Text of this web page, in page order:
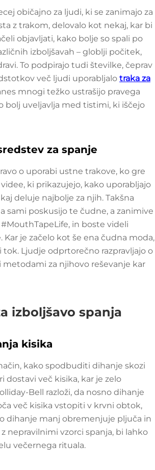
običajno za ljudi, ki se zanimajo za
z trakom, delovalo kot nekaj, kar bi
objavljati, kako bolje so spali po
izboljšavah – globlji počitek,
To podpirajo tudi številke, čeprav
več ljudi uporabljalo traka za
mnogi težko ustrašijo pravega
bolj uveljavlja med tistimi, ki iščejo
za spanje
o uporabi ustne trakove, ko gre
ki prikazujejo, kako uporabljajo
deluje najbolje za njih. Takšna
sami poskusijo te čudne, a zanimive
in boste videli
je začelo kot še ena čudna moda,
Ljudje odprtorečno razpravljajo o
za njihovo reševanje kar
izboljšavo spanja
kisika
kako spodbuditi dihanje skozi
dostavi več kisika, kar je zelo
Bell razloži, da nosno dihanje
več kisika vstopiti v krvni obtok,
dihanje manj obremenjuje pljuča in
nepravilnimi vzorci spanja, bi lahko
večernega rituala.